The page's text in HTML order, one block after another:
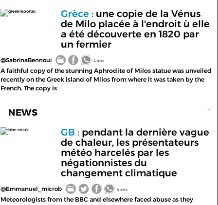
greekreporter. Grèce :une copie de la Vénus
de Milo placée à l'endroit ù elle
a été découverte en 1820 par
un fermier
@SabrinaBennoui 4 ans
A faithful copy of the stunning Aphrodite of Milos statue was unveiled
recently on the Greek island of Milos from where it was taken by the
French. The copy is
NEWS
bbc.co.uk GB :pendant la dernière vague
de chaleur, les présentateurs
météo harcelés par les
négationnistes du
changement climatique
@Emmanuel_microb 4 ans
Meteorologists from the BBC and elsewhere faced abuse as they